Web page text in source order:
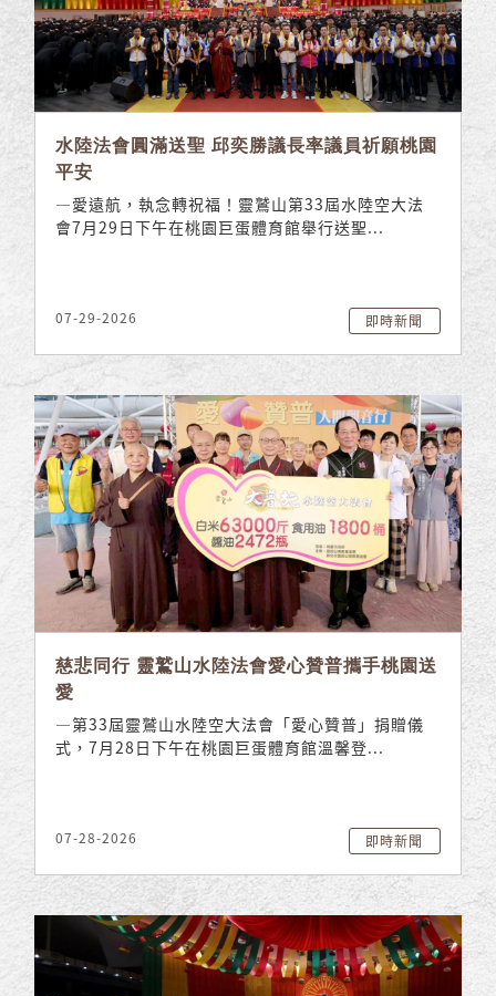
水陸法會圓滿送聖 邱奕勝議長率議員祈願桃園
平安
—愛遠航，執念轉祝福！靈鷲山第33屆水陸空大法
會7月29日下午在桃園巨蛋體育館舉行送聖...
07-29-2026 即時新聞
慈悲同行 靈鷲山水陸法會愛心贊普攜手桃園送
愛
—第33屆靈鷲山水陸空大法會「愛心贊普」捐贈儀
式，7月28日下午在桃園巨蛋體育館溫馨登...
07-28-2026 即時新聞